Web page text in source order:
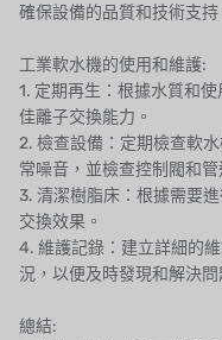
確保設備的品質和技術支持
工業軟水機的使用和維護:
1. 定期再生：根據水質和
佳離子交換能力。
2. 檢查設備：定期檢查軟
常噪音，並檢查控制閥和管
3. 清潔樹脂床：根據需要
交換效果。
4. 維護記錄：建立詳細的
況，以便及時發現和解決問
總結: